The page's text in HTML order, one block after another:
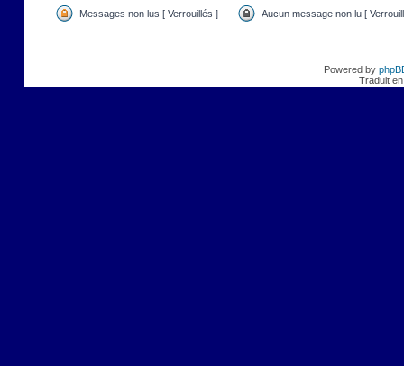
Messages non lus [ Verrouillés ] Aucun message non lu [
Powered by
Traduit